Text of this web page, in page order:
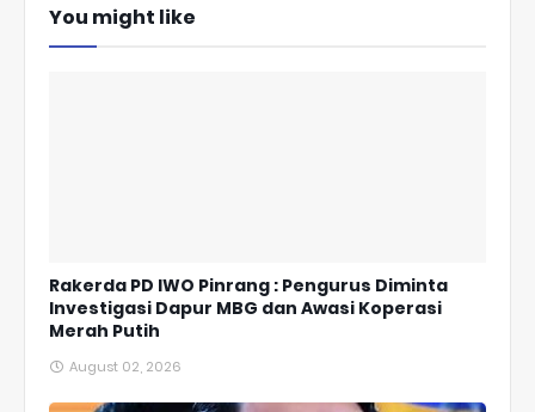
You might like
Rakerda PD IWO Pinrang : Pengurus Diminta
Investigasi Dapur MBG dan Awasi Koperasi
Merah Putih
August 02, 2026